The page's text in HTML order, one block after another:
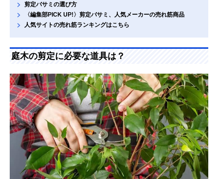
剪定バサミの選び方
〈編集部PICK UP!〉剪定バサミ、人気メーカーの売れ筋商品
人気サイトの売れ筋ランキングはこちら
庭木の剪定に必要な道具は？